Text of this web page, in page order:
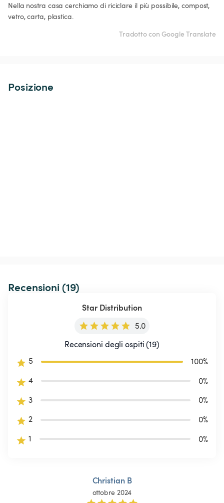
Nella nostra casa cerchiamo di riciclare il più possibile, compost,
vetro, carta, plastica.
Tradotto con Google Translate
Posizione
Recensioni (19)
Star Distribution
5.0
Recensioni degli ospiti (19)
5
100%
4
0%
3
0%
2
0%
1
0%
Christian B
ottobre 2024